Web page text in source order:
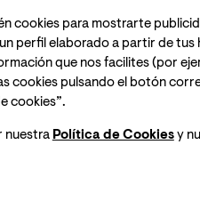
compartir la belleza del
está prologado por laDra.
en contacto con Matías y le
cookies para mostrarte
perfil elaborado a partir de
que nos facilites (por
cookies pulsando el botón
cookies”.
nuestra Política de Cookiesy